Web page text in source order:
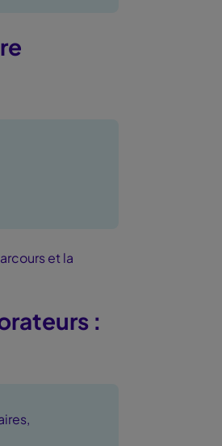
et la
: